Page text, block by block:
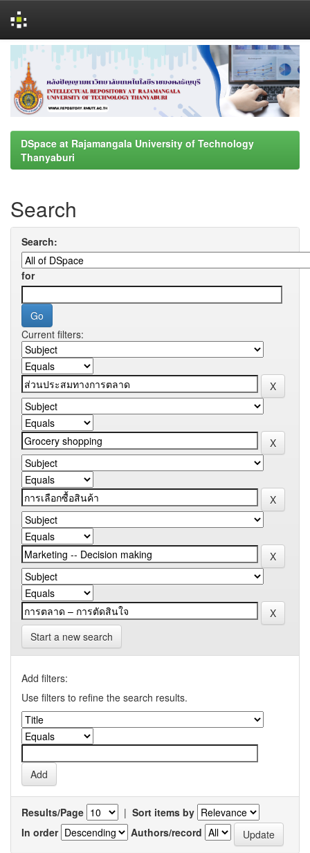
navigation
DSpace at Rajamangala University of Technology
Thanyaburi
Search
Search:
for
Current filters:
Start a new search
Add filters:
Use filters to refine the search results.
Results/Page | Sort items by
In order
Authors/record